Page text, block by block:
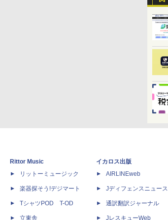
Rittor Music
リットーミュージック
楽器探そう!デジマート
TシャツPOD T-OD
立東舎
イカロス出版
AIRLINEweb
Jディフェンスニュース
通訳翻訳ジャーナル
JレスキューWeb